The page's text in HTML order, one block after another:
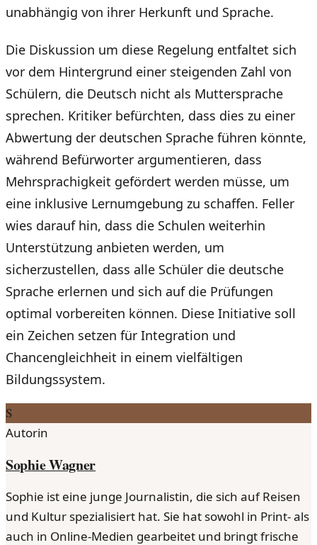
unabhängig von ihrer Herkunft und Sprache.
Die Diskussion um diese Regelung entfaltet sich
vor dem Hintergrund einer steigenden Zahl von
Schülern, die Deutsch nicht als Muttersprache
sprechen. Kritiker befürchten, dass dies zu einer
Abwertung der deutschen Sprache führen könnte,
während Befürworter argumentieren, dass
Mehrsprachigkeit gefördert werden müsse, um
eine inklusive Lernumgebung zu schaffen. Feller
wies darauf hin, dass die Schulen weiterhin
Unterstützung anbieten werden, um
sicherzustellen, dass alle Schüler die deutsche
Sprache erlernen und sich auf die Prüfungen
optimal vorbereiten können. Diese Initiative soll
ein Zeichen setzen für Integration und
Chancengleichheit in einem vielfältigen
Bildungssystem.
S
Autorin
Sophie Wagner
Sophie ist eine junge Journalistin, die sich auf Reisen
und Kultur spezialisiert hat. Sie hat sowohl in Print- als
auch in Online-Medien gearbeitet und bringt frische